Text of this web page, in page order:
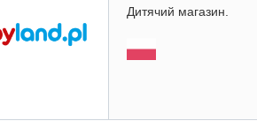
Дитячий магазин.